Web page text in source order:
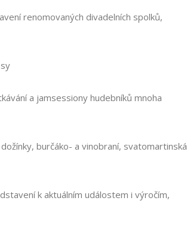
renomovaných divadelních spolků,
a jamsessiony hudebníků mnoha
burčáko- a vinobraní, svatomartinská
k aktuálním událostem i výročím,